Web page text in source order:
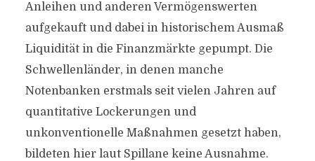
Anleihen und anderen Vermögenswerten
aufgekauft und dabei in historischem Ausmaß
Liquidität in die Finanzmärkte gepumpt. Die
Schwellenländer, in denen manche
Notenbanken erstmals seit vielen Jahren auf
quantitative Lockerungen und
unkonventionelle Maßnahmen gesetzt haben,
bildeten hier laut Spillane keine Ausnahme.